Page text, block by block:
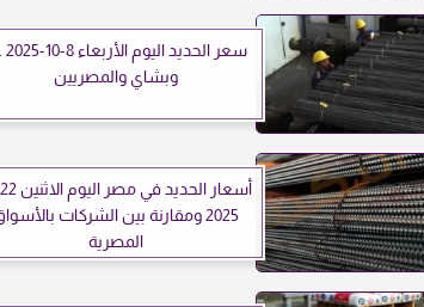
وبشاي والمصريين
2025 ومقارنة بين الشركات
المصرية